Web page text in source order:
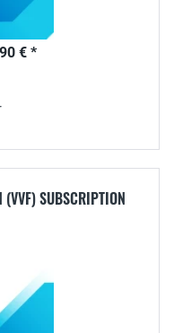
€ *
(VVF) SUBSCRIPTION